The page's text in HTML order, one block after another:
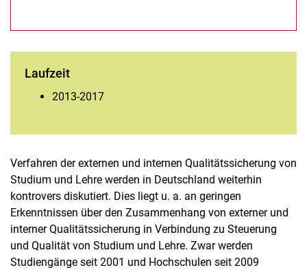
Laufzeit
2013-2017
Verfahren der externen und internen Qualitätssicherung von
Studium und Lehre werden in Deutschland weiterhin
kontrovers diskutiert. Dies liegt u. a. an geringen
Erkenntnissen über den Zusammenhang von externer und
interner Qualitätssicherung in Verbindung zu Steuerung
und Qualität von Studium und Lehre. Zwar werden
Studiengänge seit 2001 und Hochschulen seit 2009